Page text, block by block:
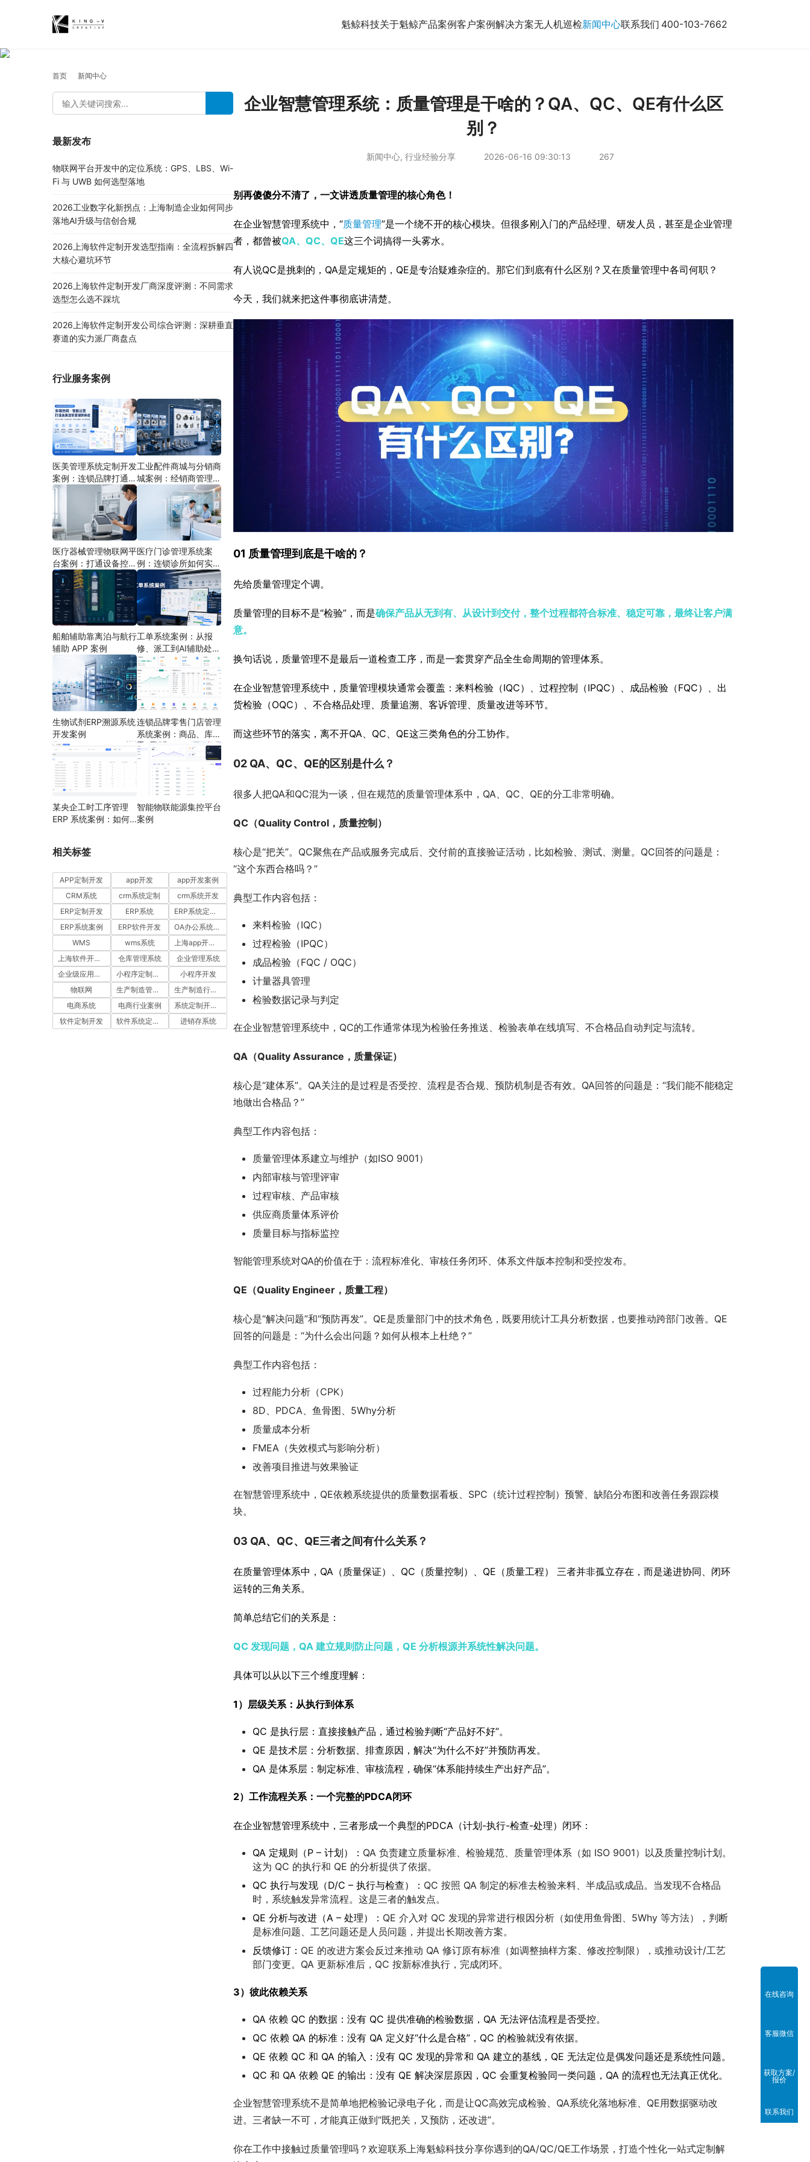
魁鲸科技关于魁鲸产品案例客户案例解决方案无人机巡检新闻中心联系我们 400-103-7662
首页 新闻中心
企业智慧管理系统：质量管理是干啥的？QA、QC、QE有什么区
别？
新闻中心, 行业经验分享 2026-06-16 09:30:13 267
别再傻傻分不清了，一文讲透质量管理的核心角色！
在企业智慧管理系统中，“质量管理”是一个绕不开的核心模块。但很多刚入门的产品经理、研发人员，甚至是企业管理
者，都曾被QA、QC、QE这三个词搞得一头雾水。
有人说QC是挑刺的，QA是定规矩的，QE是专治疑难杂症的。那它们到底有什么区别？又在质量管理中各司何职？
今天，我们就来把这件事彻底讲清楚。
01 质量管理到底是干啥的？
先给质量管理定个调。
质量管理的目标不是“检验”，而是确保产品从无到有、从设计到交付，整个过程都符合标准、稳定可靠，最终让客户满
意。
换句话说，质量管理不是最后一道检查工序，而是一套贯穿产品全生命周期的管理体系。
在企业智慧管理系统中，质量管理模块通常会覆盖：来料检验（IQC）、过程控制（IPQC）、成品检验（FQC）、出
货检验（OQC）、不合格品处理、质量追溯、客诉管理、质量改进等环节。
而这些环节的落实，离不开QA、QC、QE这三类角色的分工协作。
02 QA、QC、QE的区别是什么？
很多人把QA和QC混为一谈，但在规范的质量管理体系中，QA、QC、QE的分工非常明确。
QC（Quality Control，质量控制）
核心是“把关”。QC聚焦在产品或服务完成后、交付前的直接验证活动，比如检验、测试、测量。QC回答的问题是：
“这个东西合格吗？”
典型工作内容包括：
来料检验（IQC）
过程检验（IPQC）
成品检验（FQC / OQC）
计量器具管理
检验数据记录与判定
在企业智慧管理系统中，QC的工作通常体现为检验任务推送、检验表单在线填写、不合格品自动判定与流转。
QA（Quality Assurance，质量保证）
核心是“建体系”。QA关注的是过程是否受控、流程是否合规、预防机制是否有效。QA回答的问题是：“我们能不能稳定
地做出合格品？”
典型工作内容包括：
质量管理体系建立与维护（如ISO 9001）
内部审核与管理评审
过程审核、产品审核
供应商质量体系评价
质量目标与指标监控
智能管理系统对QA的价值在于：流程标准化、审核任务闭环、体系文件版本控制和受控发布。
QE（Quality Engineer，质量工程）
核心是“解决问题”和“预防再发”。QE是质量部门中的技术角色，既要用统计工具分析数据，也要推动跨部门改善。QE
回答的问题是：“为什么会出问题？如何从根本上杜绝？”
典型工作内容包括：
过程能力分析（CPK）
8D、PDCA、鱼骨图、5Why分析
质量成本分析
FMEA（失效模式与影响分析）
改善项目推进与效果验证
在智慧管理系统中，QE依赖系统提供的质量数据看板、SPC（统计过程控制）预警、缺陷分布图和改善任务跟踪模
块。
03 QA、QC、QE三者之间有什么关系？
在质量管理体系中，QA（质量保证）、QC（质量控制）、QE（质量工程） 三者并非孤立存在，而是递进协同、闭环
运转的三角关系。
简单总结它们的关系是：
QC 发现问题，QA 建立规则防止问题，QE 分析根源并系统性解决问题。
具体可以从以下三个维度理解：
1）层级关系：从执行到体系
QC 是执行层：直接接触产品，通过检验判断“产品好不好”。
QE 是技术层：分析数据、排查原因，解决“为什么不好”并预防再发。
QA 是体系层：制定标准、审核流程，确保“体系能持续生产出好产品”。
2）工作流程关系：一个完整的PDCA闭环
在企业智慧管理系统中，三者形成一个典型的PDCA（计划-执行-检查-处理）闭环：
QA 定规则（P – 计划）： QA 负责建立质量标准、检验规范、质量管理体系（如 ISO 9001）以及质量控制计划。
这为 QC 的执行和 QE 的分析提供了依据。
QC 执行与发现（D/C – 执行与检查）： QC 按照 QA 制定的标准去检验来料、半成品或成品。当发现不合格品
时，系统触发异常流程。这是三者的触发点。
QE 分析与改进（A – 处理）： QE 介入对 QC 发现的异常进行根因分析（如使用鱼骨图、5Why 等方法），判断
是标准问题、工艺问题还是人员问题，并提出长期改善方案。
反馈修订： QE 的改进方案会反过来推动 QA 修订原有标准（如调整抽样方案、修改控制限），或推动设计/工艺
部门变更。QA 更新标准后，QC 按新标准执行，完成闭环。
3）彼此依赖关系
QA 依赖 QC 的数据：没有 QC 提供准确的检验数据，QA 无法评估流程是否受控。
QC 依赖 QA 的标准：没有 QA 定义好“什么是合格”，QC 的检验就没有依据。
QE 依赖 QC 和 QA 的输入：没有 QC 发现的异常和 QA 建立的基线，QE 无法定位是偶发问题还是系统性问题。
QC 和 QA 依赖 QE 的输出：没有 QE 解决深层原因，QC 会重复检验同一类问题，QA 的流程也无法真正优化。
企业智慧管理系统不是简单地把检验记录电子化，而是让QC高效完成检验、QA系统化落地标准、QE用数据驱动改
进。三者缺一不可，才能真正做到“既把关，又预防，还改进”。
你在工作中接触过质量管理吗？欢迎联系上海魁鲸科技分享你遇到的QA/QC/QE工作场景，打造个性化一站式定制解
最新发布
物联网平台开发中的定位系统：GPS、LBS、Wi-
Fi 与 UWB 如何选型落地
2026工业数字化新拐点：上海制造企业如何同步
落地AI升级与信创合规
2026上海软件定制开发选型指南：全流程拆解四
大核心避坑环节
2026上海软件定制开发厂商深度评测：不同需求
选型怎么选不踩坑
2026上海软件定制开发公司综合评测：深耕垂直
赛道的实力派厂商盘点
行业服务案例
医美管理系统定制开发
案例：连锁品牌打通多
端协同
工业配件商城与分销商
城案例：经销商管理系
统如何分期建设
医疗器械管理物联网平
台案例：打通设备控
制、状态采集与远程运
维
医疗门诊管理系统案
例：连锁诊所如何实现
多门店协同运营
船舶辅助靠离泊与航行
辅助 APP 案例
工单系统案例：从报
修、派工到AI辅助处理
的定制开发方案
生物试剂ERP溯源系统
开发案例
连锁品牌零售门店管理
系统案例：商品、库
存、会员和门店运营如
何打通
某央企工时工序管理
ERP 系统案例：如何
智能物联能源集控平台
案例
相关标签
APP定制开发 app开发
app开发案例
CRM系统
crm系统定制
crm系统开发
ERP定制开发
ERP系统
ERP系统定制多少钱一套
ERP系统案例
ERP软件开发
OA办公系统开发
WMS
wms系统
上海app开发公司
上海软件开发公司
仓库管理系统
企业管理系统
企业级应用开发服务案例
小程序定制开发
小程序开发
物联网
生产制造管理系统
生产制造行业案例
电商系统
电商行业案例
系统定制开发案例
软件定制开发
软件系统定制开发 进销存系统
在线咨询
客服微信
获取方案/
报价
联系我们